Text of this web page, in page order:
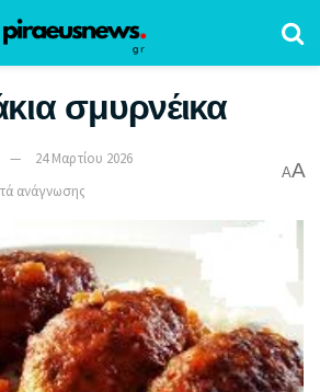
σμυρνέικα
24 Μαρτίου 2026
ανάγνωσης
AA